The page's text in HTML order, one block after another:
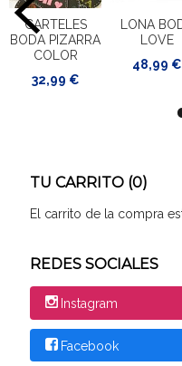
TU CARRITO (0)
El carrito de la compra
REDES SOCIALES
Instagram
Facebook
CARTELES
BODA PIZARRA
COLOR
32,99 €
LONA
LOVE
48,99 €